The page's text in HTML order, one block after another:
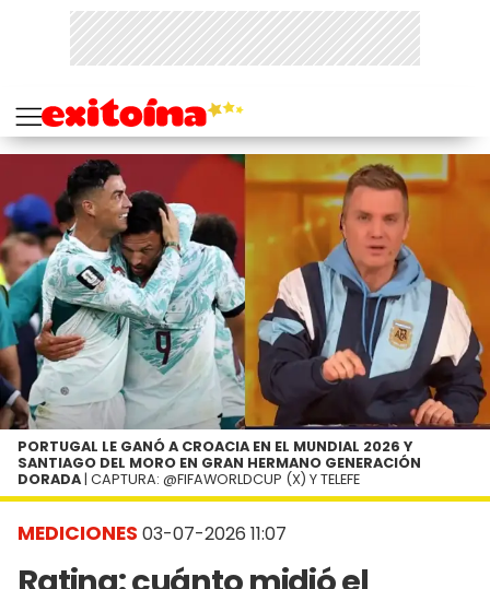
MEDICIONES 03-07-2026 11:07
PORTUGAL LE GANÓ A CROACIA EN EL MUNDIAL 2026 Y
SANTIAGO DEL MORO EN GRAN HERMANO GENERACIÓN
DORADA | CAPTURA: @FIFAWORLDCUP (X) Y TELEFE